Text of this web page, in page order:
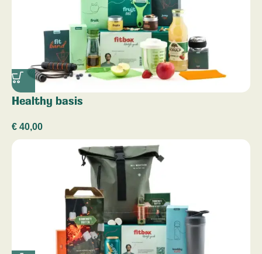
Healthy basis
€ 40,00